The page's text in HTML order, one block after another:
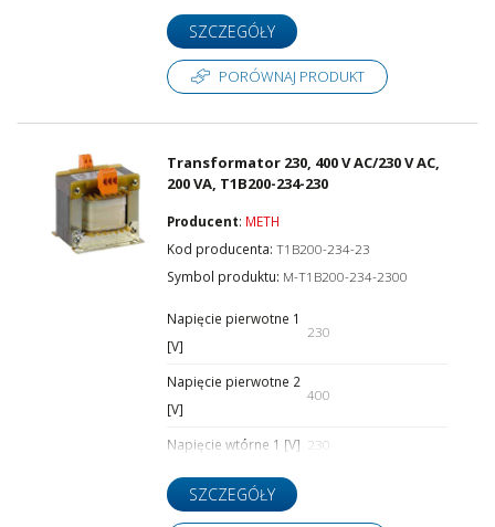
SZCZEGÓŁY
PORÓWNAJ PRODUKT
Transformator 230, 400 V AC/230 V AC,
200 VA, T1B200-234-230
Producent: METH
Kod producenta:T1B200-234-23
Symbol produktu: M-T1B200-234-2300
Napięcie pierwotne 1
[V]
230
Napięcie pierwotne 2
[V]
400
Napięcie wtórne 1 [V] 230
SZCZEGÓŁY